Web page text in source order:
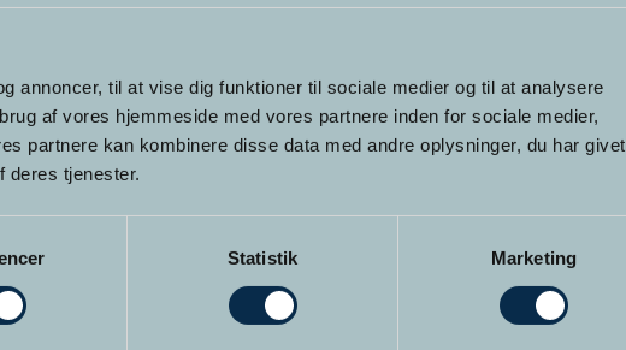
annoncer, til at vise dig funktioner til sociale medier og til at analysere
af vores hjemmeside med vores partnere inden for sociale medier,
partnere kan kombinere disse data med andre oplysninger, du har givet
deres tjenester.
Statistik Marketing